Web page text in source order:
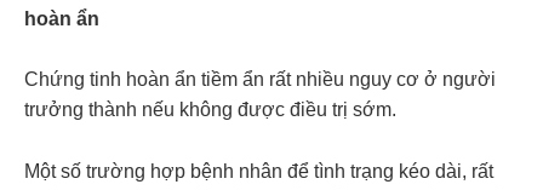
hoàn ẩn
Chứng tinh hoàn ẩn tiềm ẩn rất nhiều nguy cơ ở người
trưởng thành nếu không được điều trị sớm.
Một số trường hợp bệnh nhân để tình trạng kéo dài, rất